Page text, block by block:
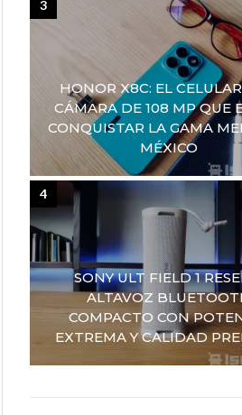
HONOR X8C: EL
CÁMARA DE 108 MP QUE
CONQUISTAR LA GAMA
MÉXICO
3
SONY ULT FIELD 1
ALTAVOZ
COMPACTO CON
EXTREMA Y CALIDAD
4